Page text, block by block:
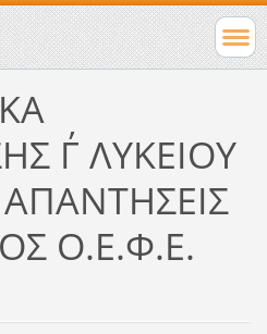
Γ΄ ΛΥΚΕΙΟΥ
Ο.Ε.Φ.Ε.